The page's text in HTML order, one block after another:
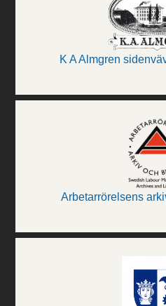
K A Almgren
Arbetarrörelsens